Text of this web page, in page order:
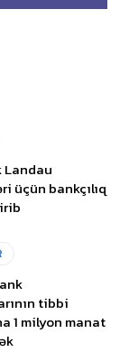
Landau
üçün bankçılıq
tibbi
1 milyon manat